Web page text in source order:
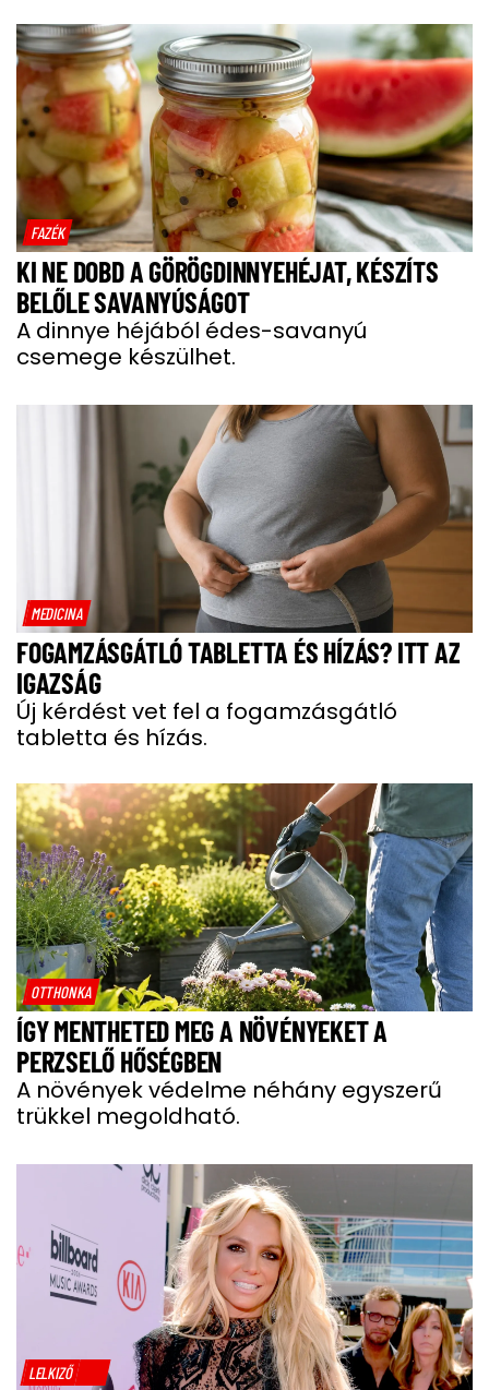
FAZÉK
KI NE DOBD A GÖRÖGDINNYEHÉJAT, KÉSZÍTS
BELŐLE SAVANYÚSÁGOT
A dinnye héjából édes-savanyú
csemege készülhet.
MEDICINA
FOGAMZÁSGÁTLÓ TABLETTA ÉS HÍZÁS? ITT AZ
IGAZSÁG
Új kérdést vet fel a fogamzásgátló
tabletta és hízás.
OTTHONKA
ÍGY MENTHETED MEG A NÖVÉNYEKET A
PERZSELŐ HŐSÉGBEN
A növények védelme néhány egyszerű
trükkel megoldható.
LELKIZŐ